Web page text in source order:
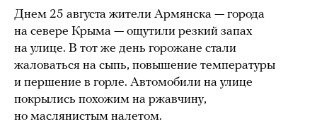
Днем 25 августа жители Армянска — города
на севере Крыма — ощутили резкий запах
на улице. В тот же день горожане стали
жаловаться на сыпь, повышение температуры
и першение в горле. Автомобили на улице
покрылись похожим на ржавчину,
но маслянистым налетом.